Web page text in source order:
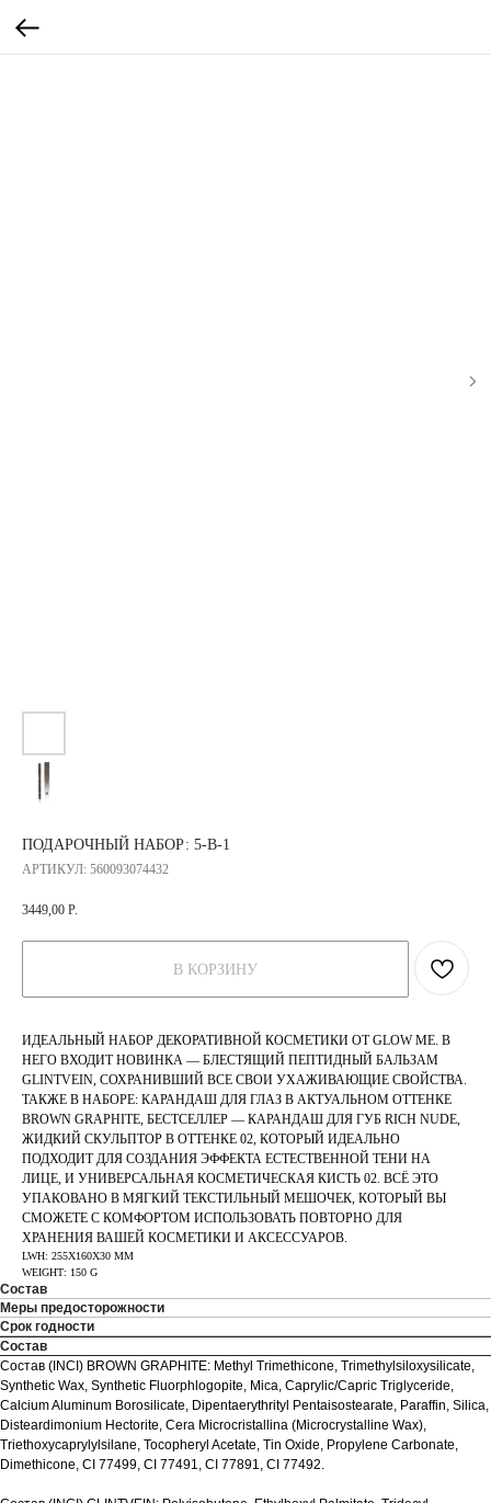
ПОДАРОЧНЫЙ НАБОР: 5-В-1
АРТИКУЛ: 560093074432
3449,00 Р.
В КОРЗИНУ
ИДЕАЛЬНЫЙ НАБОР ДЕКОРАТИВНОЙ КОСМЕТИКИ ОТ GLOW ME. В
НЕГО ВХОДИТ НОВИНКА — БЛЕСТЯЩИЙ ПЕПТИДНЫЙ БАЛЬЗАМ
GLINTVEIN, СОХРАНИВШИЙ ВСЕ СВОИ УХАЖИВАЮЩИЕ СВОЙСТВА.
ТАКЖЕ В НАБОРЕ: КАРАНДАШ ДЛЯ ГЛАЗ В АКТУАЛЬНОМ ОТТЕНКЕ
BROWN GRAPHITE, БЕСТСЕЛЛЕР — КАРАНДАШ ДЛЯ ГУБ RICH NUDE,
ЖИДКИЙ СКУЛЬПТОР В ОТТЕНКЕ 02, КОТОРЫЙ ИДЕАЛЬНО
ПОДХОДИТ ДЛЯ СОЗДАНИЯ ЭФФЕКТА ЕСТЕСТВЕННОЙ ТЕНИ НА
ЛИЦЕ, И УНИВЕРСАЛЬНАЯ КОСМЕТИЧЕСКАЯ КИСТЬ 02. ВСЁ ЭТО
УПАКОВАНО В МЯГКИЙ ТЕКСТИЛЬНЫЙ МЕШОЧЕК, КОТОРЫЙ ВЫ
СМОЖЕТЕ С КОМФОРТОМ ИСПОЛЬЗОВАТЬ ПОВТОРНО ДЛЯ
ХРАНЕНИЯ ВАШЕЙ КОСМЕТИКИ И АКСЕССУАРОВ.
LWH: 255X160X30 MM
WEIGHT: 150 G
Состав
Меры предосторожности
Срок годности
Состав
Состав (INCI) BROWN GRAPHITE: Methyl Trimethicone, Trimethylsiloxysilicate,
Synthetic Wax, Synthetic Fluorphlogopite, Mica, Caprylic/Capric Triglyceride,
Calcium Aluminum Borosilicate, Dipentaerythrityl Pentaisostearate, Paraffin, Silica,
Disteardimonium Hectorite, Cera Microcristallina (Microcrystalline Wax),
Triethoxycaprylylsilane, Tocopheryl Acetate, Tin Oxide, Propylene Carbonate,
Dimethicone, CI 77499, CI 77491, CI 77891, CI 77492.